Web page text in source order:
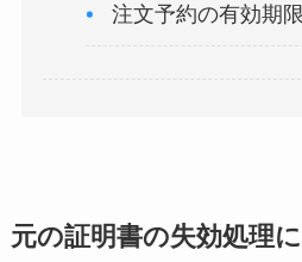
注文予約の有効期限
元の証明書の失効処理